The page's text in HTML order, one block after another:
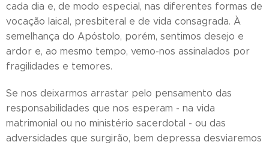
cada dia e, de modo especial, nas diferentes formas de
vocação laical, presbiteral e de vida consagrada. À
semelhança do Apóstolo, porém, sentimos desejo e
ardor e, ao mesmo tempo, vemo-nos assinalados por
fragilidades e temores.
Se nos deixarmos arrastar pelo pensamento das
responsabilidades que nos esperam - na vida
matrimonial ou no ministério sacerdotal - ou das
adversidades que surgirão, bem depressa desviaremos